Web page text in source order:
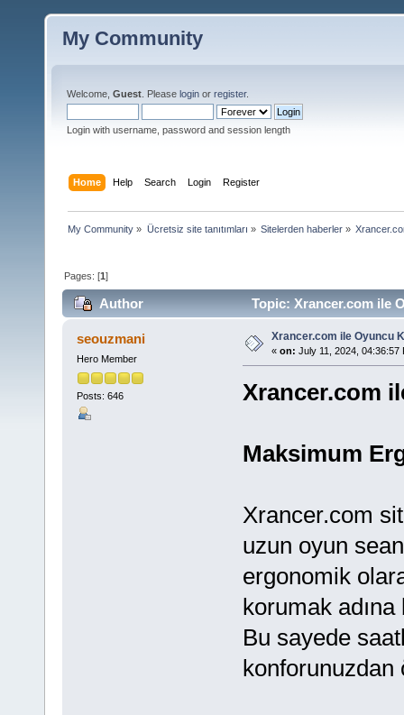
My Community
Welcome, Guest . Please login or register.
Login with username, password and session length
Home Help Search Login Register
My Community » Ücretsiz site tanıtımları » Sitelerden haberler»
Pages: [1]
Author Topic: Xrancer.com ile
seouzmani
Hero Member
Posts: 646
Xrancer.com ile Oyuncu
« on: July 11, 2024, 04:36:57
Xrancer.com
Maksimum
Xrancer.com
uzun oyun
ergonomik
korumak
Bu sayede
konforunuzdan